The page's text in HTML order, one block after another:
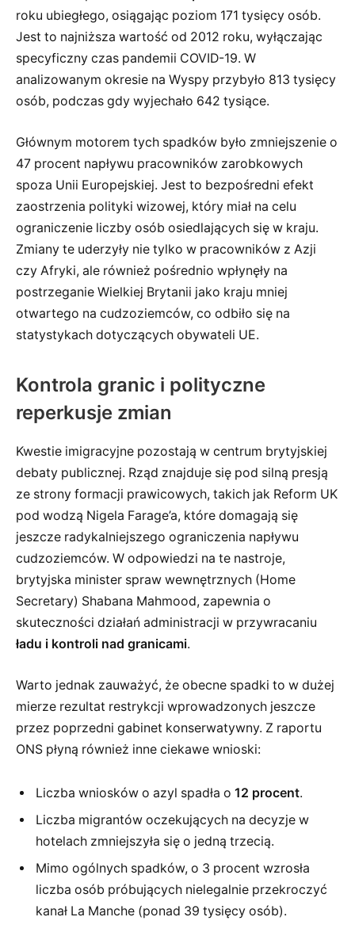
roku ubiegłego, osiągając poziom 171 tysięcy osób.
Jest to najniższa wartość od 2012 roku, wyłączając
specyficzny czas pandemii COVID-19. W
analizowanym okresie na Wyspy przybyło 813 tysięcy
osób, podczas gdy wyjechało 642 tysiące.
Głównym motorem tych spadków było zmniejszenie o
47 procent napływu pracowników zarobkowych
spoza Unii Europejskiej. Jest to bezpośredni efekt
zaostrzenia polityki wizowej, który miał na celu
ograniczenie liczby osób osiedlających się w kraju.
Zmiany te uderzyły nie tylko w pracowników z Azji
czy Afryki, ale również pośrednio wpłynęły na
postrzeganie Wielkiej Brytanii jako kraju mniej
otwartego na cudzoziemców, co odbiło się na
statystykach dotyczących obywateli UE.
Kontrola granic i polityczne
reperkusje zmian
Kwestie imigracyjne pozostają w centrum brytyjskiej
debaty publicznej. Rząd znajduje się pod silną presją
ze strony formacji prawicowych, takich jak Reform UK
pod wodzą Nigela Farage’a, które domagają się
jeszcze radykalniejszego ograniczenia napływu
cudzoziemców. W odpowiedzi na te nastroje,
brytyjska minister spraw wewnętrznych (Home
Secretary) Shabana Mahmood, zapewnia o
skuteczności działań administracji w przywracaniu
ładu i kontroli nad granicami.
Warto jednak zauważyć, że obecne spadki to w dużej
mierze rezultat restrykcji wprowadzonych jeszcze
przez poprzedni gabinet konserwatywny. Z raportu
ONS płyną również inne ciekawe wnioski:
Liczba wniosków o azyl spadła o 12 procent.
Liczba migrantów oczekujących na decyzje w
hotelach zmniejszyła się o jedną trzecią.
Mimo ogólnych spadków, o 3 procent wzrosła
liczba osób próbujących nielegalnie przekroczyć
kanał La Manche (ponad 39 tysięcy osób).